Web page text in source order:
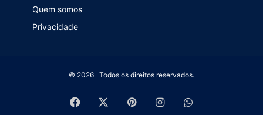
Quem somos
Privacidade
© 2026 Todos os direitos reservados.
Facebook PinterestInstagramWhatsApp